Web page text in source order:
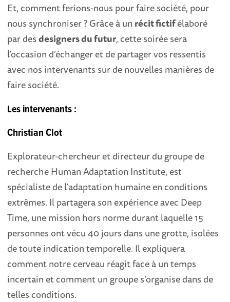
Et, comment ferions-nous pour faire société, pour
nous synchroniser ? Grâce à un récit fictifélaboré
par desdesigners du futur, cette soirée sera
l’occasion d’échanger et de partager vos ressentis
avec nos intervenants sur de nouvelles manières de
faire société.
Les intervenants :
Christian Clot
Explorateur-chercheur et directeur du groupe de
recherche Human Adaptation Institute, est
spécialiste de l’adaptation humaine en conditions
extrêmes. Il partagera son expérience avec Deep
Time, une mission hors norme durant laquelle 15
personnes ont vécu 40 jours dans une grotte, isolées
de toute indication temporelle. Il expliquera
comment notre cerveau réagit face à un temps
incertain et comment un groupe s’organise dans de
telles conditions.